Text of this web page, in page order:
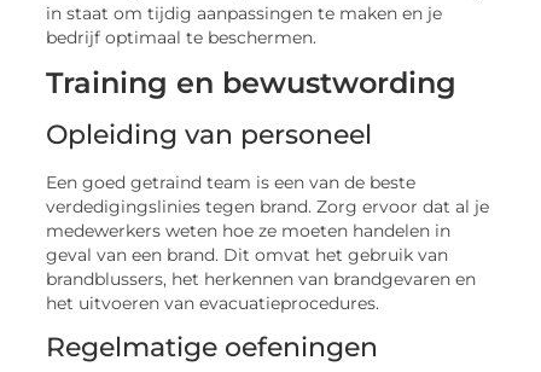
in staat om tijdig aanpassingen te maken en je
bedrijf optimaal te beschermen.
Training en bewustwording
Opleiding van personeel
Een goed getraind team is een van de beste
verdedigingslinies tegen brand. Zorg ervoor dat al je
medewerkers weten hoe ze moeten handelen in
geval van een brand. Dit omvat het gebruik van
brandblussers, het herkennen van brandgevaren en
het uitvoeren van evacuatieprocedures.
Regelmatige oefeningen